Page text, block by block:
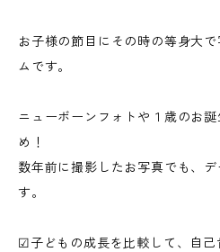
お子様の節目にその時の等身大
ムです。
ニューボーンフォトや１歳のお
め！
数年前に撮影したお写真でも、
す。
☑︎子どもの成長を比較して、自己